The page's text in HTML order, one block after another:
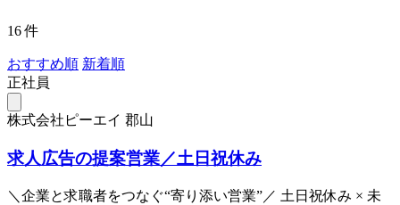
16 件
おすすめ順 新着順
正社員
株式会社ピーエイ 郡山
求人広告の提案営業／土日祝休み
＼企業と求職者をつなぐ“寄り添い営業”／ 土日祝休み × 未